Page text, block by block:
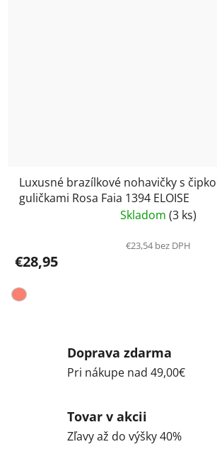
Luxusné brazílkové nohavičky s
guličkami Rosa Faia 1394 ELOISE
Skladom (3 ks)
€23,54 bez DPH
€28,95
Doprava zdarma
Pri nákupe nad 49,00€
Tovar v akcii
Zľavy až do výšky 40%